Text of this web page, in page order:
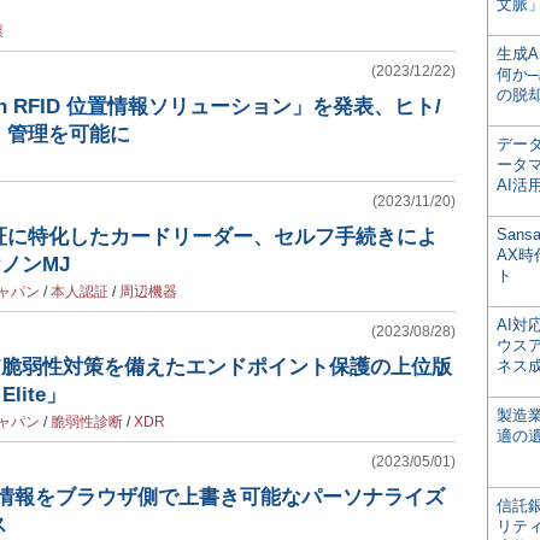
(2023/12/22)
RFID 位置情報ソリューション」を発表、ヒト/
管理を可能に
(2023/11/20)
特化したカードリーダー、セルフ手続きによ
ンMJ
パン /本人認証 / 周辺機器
(2023/08/28)
弱性対策を備えたエンドポイント保護の上位版
」
パン / 脆弱性診断 /XDR
(2023/05/01)
報をブラウザ側で上書き可能なパーソナライズ
文脈
生成
何か
の脱
デー
ータ
AI活
AX時
ト
AI対
ウス
ネス
製造
適の
信託
リテ